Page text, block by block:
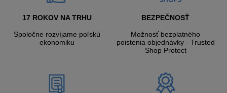
17 ROKOV NA TRHU
Spoločne rozvíjame poľskú
ekonomiku
BEZPEČNOSŤ
Možnosť bezplatného
poistenia objednávky - Trusted
Shop Protect